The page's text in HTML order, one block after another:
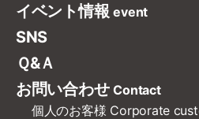
イベント情報 event
SNS
Ｑ&Ａ
お問い合わせ Contact
個人のお客様 Corporate